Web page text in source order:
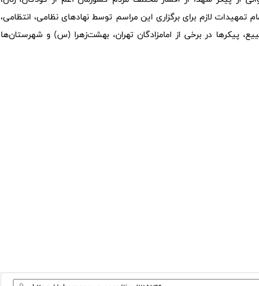
لازم برای برگزاری این مراسم توسط نهادهای نظامی، انتظامی،
در برخی از امامزادگان تهران، بهشت‌زهرا (س) و شهرستان‌ها